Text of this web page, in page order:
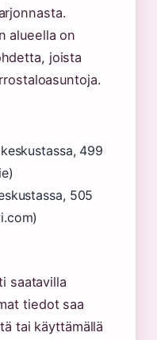
alueella on
joista
499
505
saatavilla
tiedot saa
tai käyttämällä